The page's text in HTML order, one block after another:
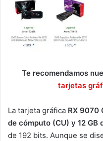
Te recomendamos
tarjetas
La tarjeta gráfica RX 9070
de cómputo (CU) y 12 GB
de 192 bits. Aunque se